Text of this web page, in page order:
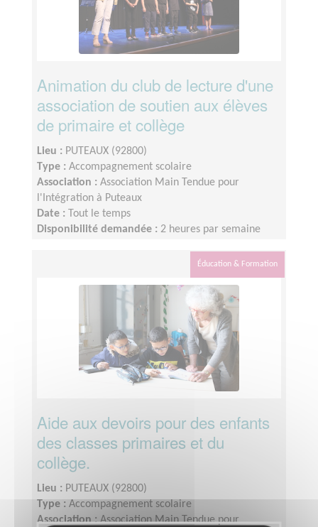
Animation du club de lecture d'une
association de soutien aux élèves
de primaire et collège
Lieu : PUTEAUX (92800)
Type : Accompagnement scolaire
Association : Association Main Tendue pour
l'Intégration à Puteaux
Date :
Tout le temps
Disponibilité demandée : 2 heures par semaine
Éducation & Formation
Aide aux devoirs pour des enfants
des classes primaires et du
collège.
Lieu : PUTEAUX (92800)
Type : Accompagnement scolaire
Association :Association Main Tendue pour